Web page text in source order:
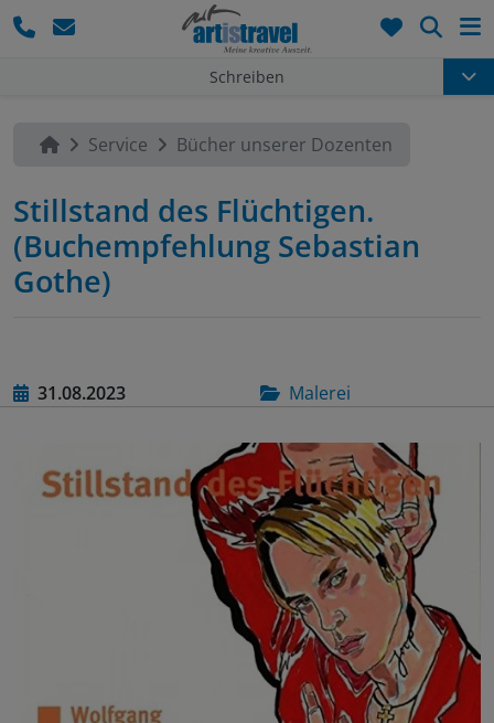
Schreiben
Service Bücher unserer Dozenten
Stillstand des Flüchtigen.
(Buchempfehlung Sebastian
Gothe)
31.08.2023 Malerei